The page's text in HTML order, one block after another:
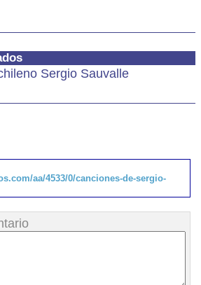
Sergio Sauvalle
aa/4533/0/canciones-de-sergio-